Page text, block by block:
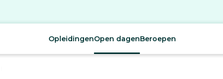
OpleidingenOpen dagenBeroepen